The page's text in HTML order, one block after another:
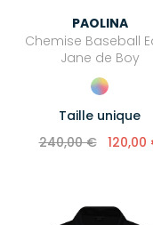
PAOLINA
Chemise Baseball
Jane de Boy
Taille unique
240,00 €
120,00